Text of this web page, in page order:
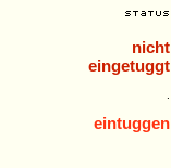
nicht
eingetuggt
eintuggen